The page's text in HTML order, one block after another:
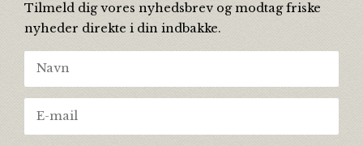
Tilmeld dig vores nyhedsbrev og modtag friske
nyheder direkte i din indbakke.